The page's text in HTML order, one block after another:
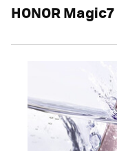
HONOR